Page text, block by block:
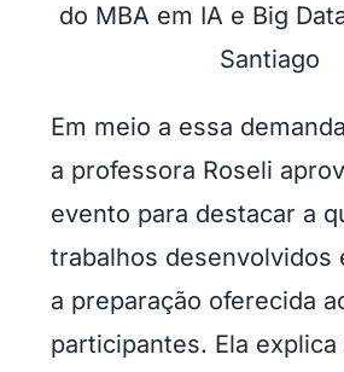
do MBA em IA e Big
Santiago
Em meio a essa
a professora Roseli
evento para destacar a
trabalhos desenvolvidos
a preparação oferecida
participantes. Ela explica